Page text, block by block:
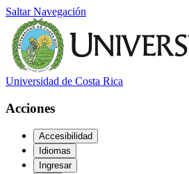
Saltar Navegación
Universidad de Costa Rica
Acciones
Accesibilidad
Idiomas
Ingresar